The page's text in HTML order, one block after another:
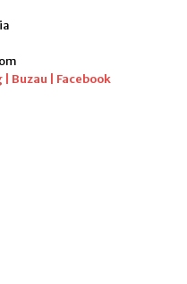
Buzau | Facebook